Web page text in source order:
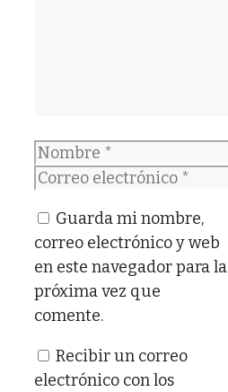
Nombre
Correo
Guarda mi nombre,
correo electrónico y web
en este navegador para la
próxima vez que
comente.
Recibir un correo
electrónico con los